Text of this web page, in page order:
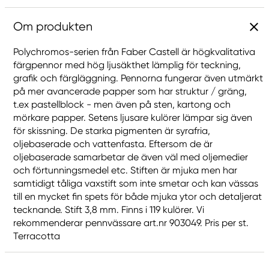
Om produkten
Polychromos-serien från Faber Castell är högkvalitativa
färgpennor med hög ljusäkthet lämplig för teckning,
grafik och färgläggning. Pennorna fungerar även utmärkt
på mer avancerade papper som har struktur / gräng,
t.ex pastellblock - men även på sten, kartong och
mörkare papper. Setens ljusare kulörer lämpar sig även
för skissning. De starka pigmenten är syrafria,
oljebaserade och vattenfasta. Eftersom de är
oljebaserade samarbetar de även väl med oljemedier
och förtunningsmedel etc. Stiften är mjuka men har
samtidigt tåliga vaxstift som inte smetar och kan vässas
till en mycket fin spets för både mjuka ytor och detaljerat
tecknande. Stift 3,8 mm. Finns i 119 kulörer. Vi
rekommenderar pennvässare art.nr 903049. Pris per st.
Terracotta